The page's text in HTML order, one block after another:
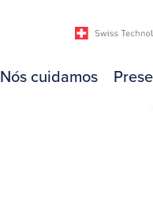
Nós cuidamos